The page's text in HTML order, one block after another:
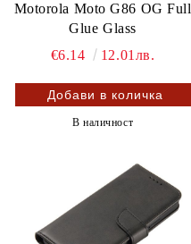
Motorola Moto G86 OG Full
Glue Glass
€6.14
12.01лв.
В наличност